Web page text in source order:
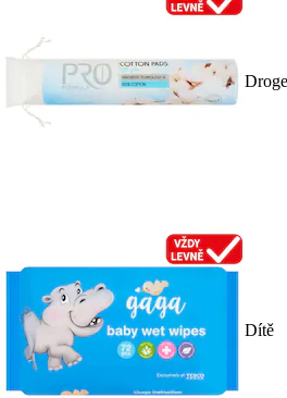
Dítě